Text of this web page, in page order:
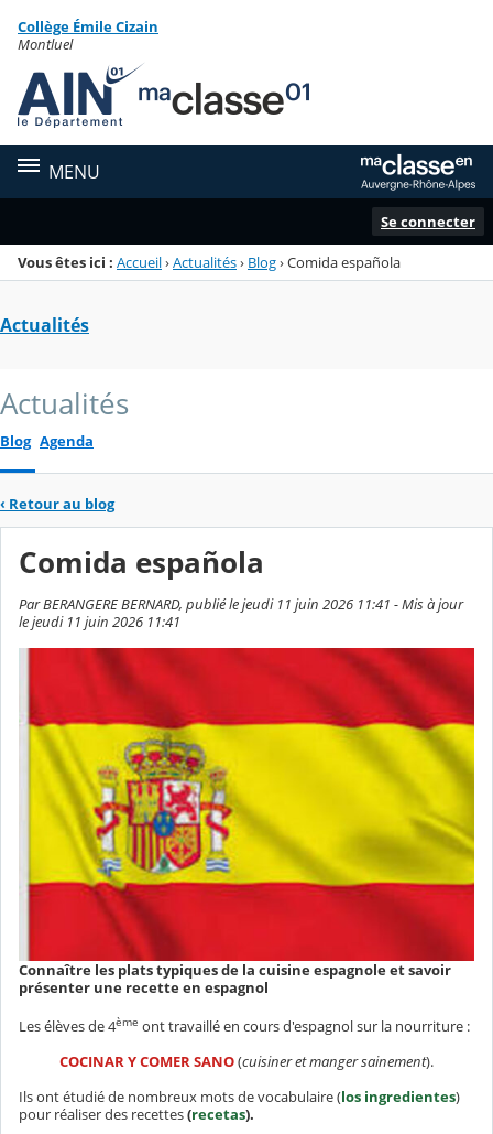
Menu de la rubrique
Contenu
Collège Émile Cizain
Montluel
MENU
Se connecter
Vous êtes ici : Accueil›Actualités› Blog›Comida española
Actualités
Actualités
Blog Agenda
‹ Retour au blog
Comida española
Par BERANGERE BERNARD, publié le jeudi 11 juin 2026 11:41 - Mis à jour
le jeudi 11 juin 2026 11:41
Connaître les plats typiques de la cuisine espagnole et savoir
présenter une recette en espagnol
Les élèves de 4ème ont travaillé en cours d'espagnol sur la nourriture :
COCINAR Y COMER SANO(cuisiner et manger sainement).
Ils ont étudié de nombreux mots de vocabulaire (los ingredientes)
pour réaliser des recettes(recetas).